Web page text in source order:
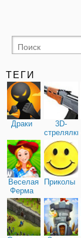
ТЕГИ
Драки
3D-
стрелялки
Веселая
Ферма
Приколы